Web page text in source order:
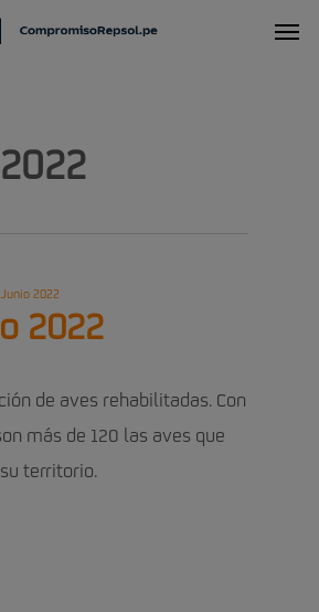
Menu
Junio 2022
2022
de aves rehabilitadas. Con
más de 120 las aves que
territorio.